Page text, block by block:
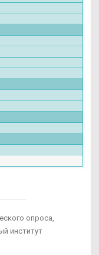
опроса,
институт